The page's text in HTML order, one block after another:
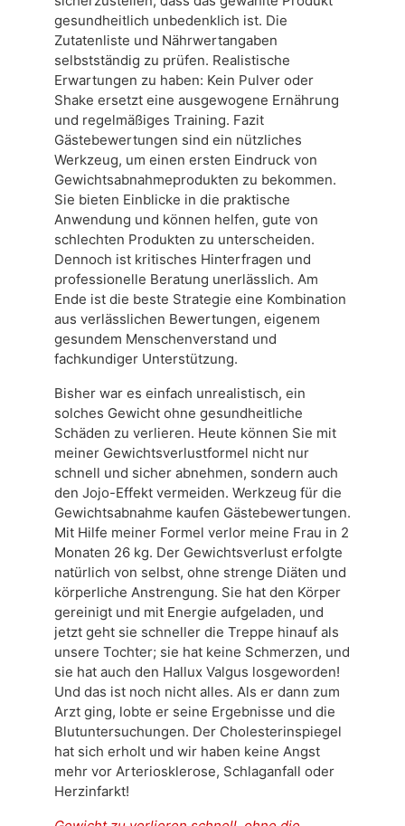
gesundheitlich unbedenklich ist. Die
Zutatenliste und Nährwertangaben
selbstständig zu prüfen. Realistische
Erwartungen zu haben: Kein Pulver oder
Shake ersetzt eine ausgewogene Ernährung
und regelmäßiges Training. Fazit
Gästebewertungen sind ein nützliches
Werkzeug, um einen ersten Eindruck von
Gewichtsabnahmeprodukten zu bekommen.
Sie bieten Einblicke in die praktische
Anwendung und können helfen, gute von
schlechten Produkten zu unterscheiden.
Dennoch ist kritisches Hinterfragen und
professionelle Beratung unerlässlich. Am
Ende ist die beste Strategie eine Kombination
aus verlässlichen Bewertungen, eigenem
gesundem Menschenverstand und
fachkundiger Unterstützung.
Bisher war es einfach unrealistisch, ein
solches Gewicht ohne gesundheitliche
Schäden zu verlieren. Heute können Sie mit
meiner Gewichtsverlustformel nicht nur
schnell und sicher abnehmen, sondern auch
den Jojo-Effekt vermeiden. Werkzeug für die
Gewichtsabnahme kaufen Gästebewertungen.
Mit Hilfe meiner Formel verlor meine Frau in 2
Monaten 26 kg. Der Gewichtsverlust erfolgte
natürlich von selbst, ohne strenge Diäten und
körperliche Anstrengung. Sie hat den Körper
gereinigt und mit Energie aufgeladen, und
jetzt geht sie schneller die Treppe hinauf als
unsere Tochter; sie hat keine Schmerzen, und
sie hat auch den Hallux Valgus losgeworden!
Und das ist noch nicht alles. Als er dann zum
Arzt ging, lobte er seine Ergebnisse und die
Blutuntersuchungen. Der Cholesterinspiegel
hat sich erholt und wir haben keine Angst
mehr vor Arteriosklerose, Schlaganfall oder
Herzinfarkt!